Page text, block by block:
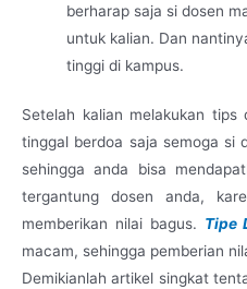
berharap saja si dosen
untuk kalian. Dan
tinggi di kampus.
Setelah kalian melakukan tips
tinggal berdoa saja semoga si
sehingga anda bisa
tergantung dosen anda,
memberikan nilai bagus. Tipe
macam, sehingga pemberian
Demikianlah artikel singkat